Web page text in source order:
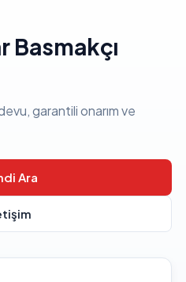
Basmakçı
garantili onarım ve
Ara